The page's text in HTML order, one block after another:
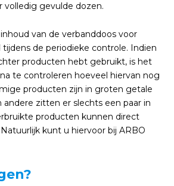
volledig gevulde dozen.
van de verbanddoos voor
de periodieke controle. Indien
producten hebt gebruikt, is het
te controleren hoeveel hiervan nog
producten zijn in groten getale
andere zitten er slechts een paar in
producten kunnen direct
kunt u hiervoor bij ARBO